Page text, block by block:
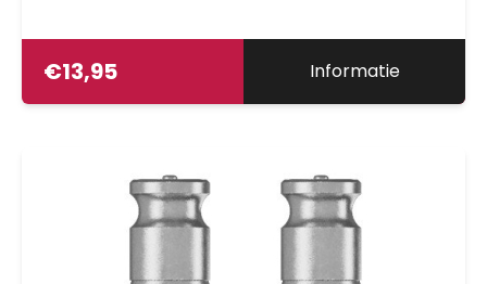
€13,95 Informatie